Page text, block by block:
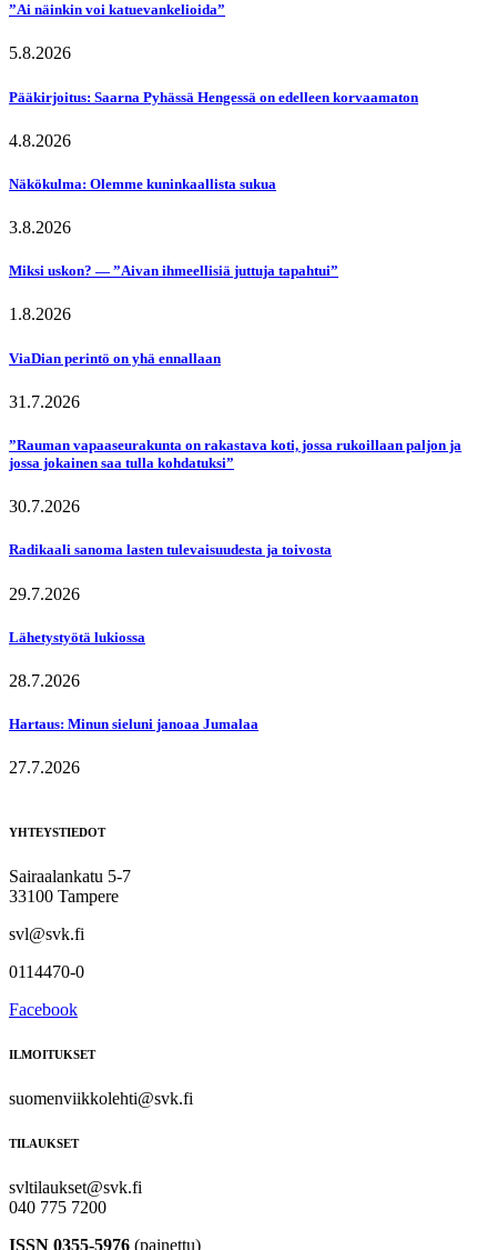
”Ai näinkin voi katuevankelioida”
5.8.2026
Pääkirjoitus: Saarna Pyhässä Hengessä on edelleen korvaamaton
4.8.2026
Näkökulma: Olemme kuninkaallista sukua
3.8.2026
Miksi uskon? — ”Aivan ihmeellisiä juttuja tapahtui”
1.8.2026
ViaDian perintö on yhä ennallaan
31.7.2026
”Rauman vapaaseurakunta on rakastava koti, jossa rukoillaan paljon ja
jossa jokainen saa tulla kohdatuksi”
30.7.2026
Radikaali sanoma lasten tulevaisuudesta ja toivosta
29.7.2026
Lähetystyötä lukiossa
28.7.2026
Hartaus: Minun sieluni janoaa Jumalaa
27.7.2026
YHTEYSTIEDOT
Sairaalankatu 5-7
33100 Tampere
svl@svk.fi
0114470-0
Facebook
ILMOITUKSET
suomenviikkolehti@svk.fi
TILAUKSET
svltilaukset@svk.fi
040 775 7200
ISSN 0355-5976 (painettu)